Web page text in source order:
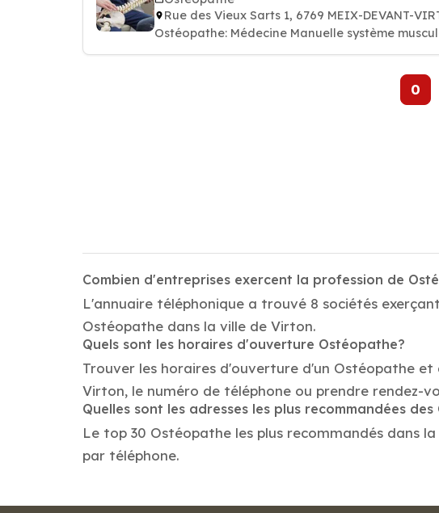
Rue des Vieux Sarts 1, 6769 MEIX-DEVANT-
Ostéopathe: Médecine Manuelle système
0
Combien d'entreprises exercent la profession de
L'annuaire téléphonique a trouvé 8 sociétés
Ostéopathe dans la ville de Virton.
Quels sont les horaires d'ouverture Ostéopathe?
Trouver les horaires d'ouverture d'un Ostéopathe
Virton, le numéro de téléphone ou prendre rendez-
Quelles sont les adresses les plus recommandées
Le top 30 Ostéopathe les plus recommandés dans
par téléphone.